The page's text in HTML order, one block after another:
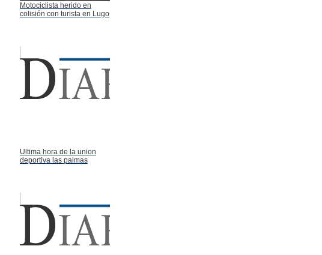
Motociclista herido en
colisión con turista en Lugo
Ultima hora de la union
deportiva las palmas